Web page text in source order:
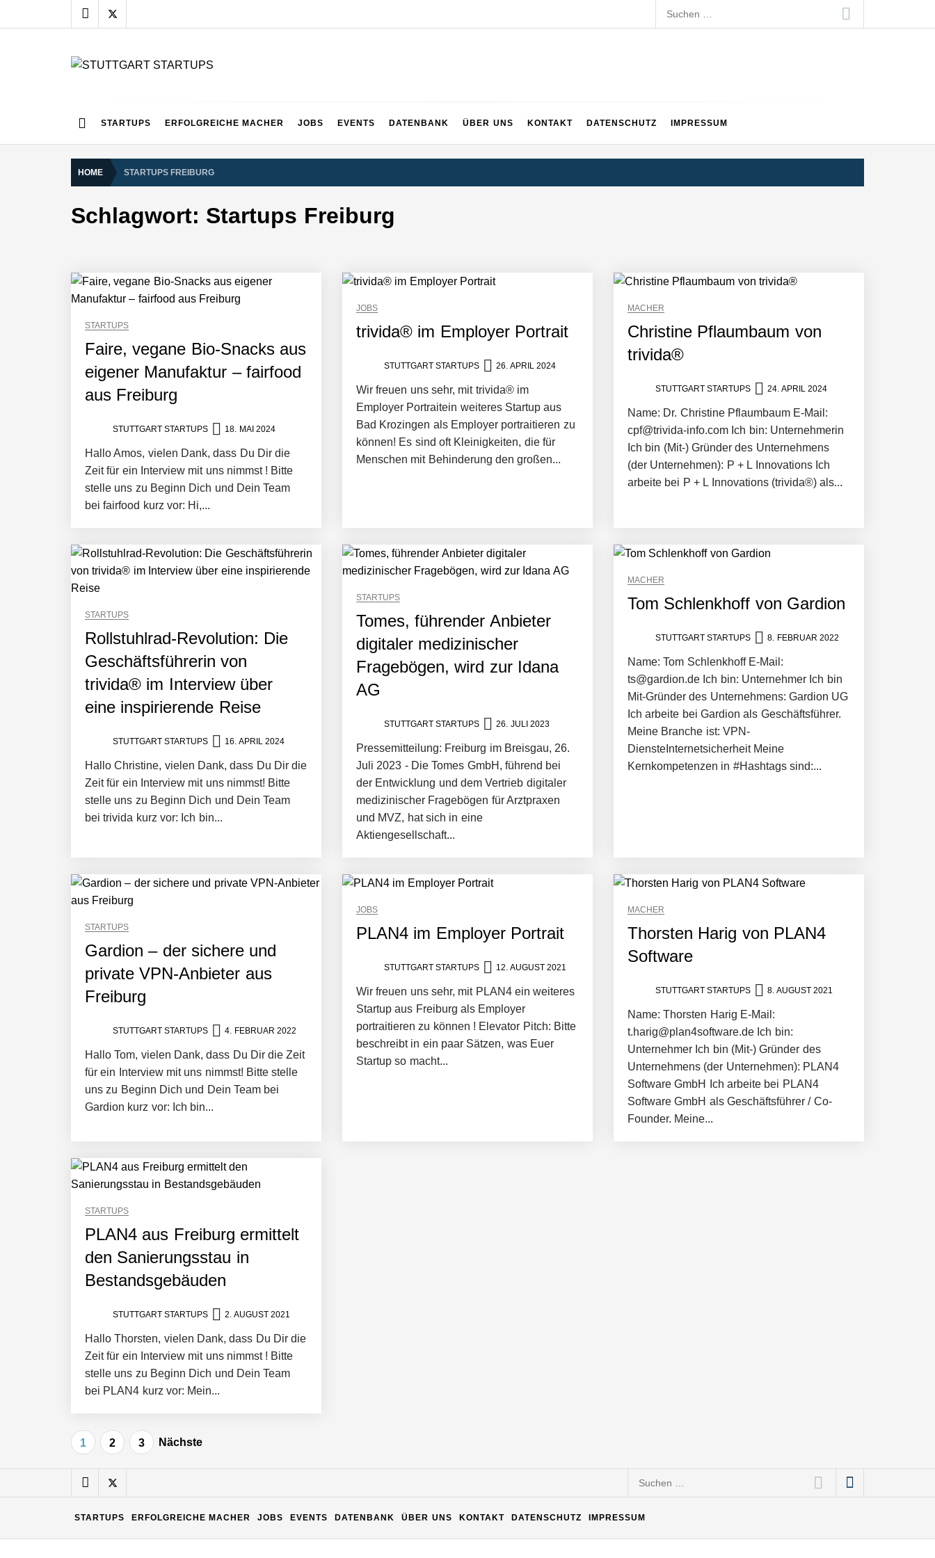
to
Suchen
nach:
STARTUPS ERFOLGREICHE MACHER JOBS EVENTS DATENBANK ÜBER UNS KONTAKT DATENSCHUTZ IMPRESSUM
HOME STARTUPS FREIBURG
Schlagwort: Startups Freiburg
STARTUPS
Faire, vegane Bio-Snacks aus
eigener Manufaktur – fairfood
aus Freiburg
STUTTGART STARTUPS 18. MAI 2024
Hallo Amos, vielen Dank, dass Du Dir die
Zeit für ein Interview mit uns nimmst ! Bitte
stelle uns zu Beginn Dich und Dein Team
bei fairfood kurz vor: Hi,...
JOBS
trivida® im Employer Portrait
STUTTGART STARTUPS 26. APRIL 2024
Wir freuen uns sehr, mit trivida® im
Employer Portraitein weiteres Startup aus
Bad Krozingen als Employer portraitieren zu
können! Es sind oft Kleinigkeiten, die für
Menschen mit Behinderung den großen...
MACHER
Christine Pflaumbaum von
trivida®
STUTTGART STARTUPS 24. APRIL 2024
Name: Dr. Christine Pflaumbaum E-Mail:
cpf@trivida-info.com Ich bin: Unternehmerin
Ich bin (Mit-) Gründer des Unternehmens
(der Unternehmen): P + L Innovations Ich
arbeite bei P + L Innovations (trivida®) als...
STARTUPS
Rollstuhlrad-Revolution: Die
Geschäftsführerin von
trivida® im Interview über
eine inspirierende Reise
STUTTGART STARTUPS 16. APRIL 2024
Hallo Christine, vielen Dank, dass Du Dir die
Zeit für ein Interview mit uns nimmst! Bitte
stelle uns zu Beginn Dich und Dein Team
bei trivida kurz vor: Ich bin...
STARTUPS
Tomes, führender Anbieter
digitaler medizinischer
Fragebögen, wird zur Idana
AG
STUTTGART STARTUPS 26. JULI 2023
Pressemitteilung: Freiburg im Breisgau, 26.
Juli 2023 - Die Tomes GmbH, führend bei
der Entwicklung und dem Vertrieb digitaler
medizinischer Fragebögen für Arztpraxen
und MVZ, hat sich in eine
Aktiengesellschaft...
MACHER
Tom Schlenkhoff von Gardion
STUTTGART STARTUPS 8. FEBRUAR 2022
Name: Tom Schlenkhoff E-Mail:
ts@gardion.de Ich bin: Unternehmer Ich bin
Mit-Gründer des Unternehmens: Gardion UG
Ich arbeite bei Gardion als Geschäftsführer.
Meine Branche ist: VPN-
DiensteInternetsicherheit Meine
Kernkompetenzen in #Hashtags sind:...
STARTUPS
Gardion – der sichere und
private VPN-Anbieter aus
Freiburg
STUTTGART STARTUPS 4. FEBRUAR 2022
Hallo Tom, vielen Dank, dass Du Dir die Zeit
für ein Interview mit uns nimmst! Bitte stelle
uns zu Beginn Dich und Dein Team bei
Gardion kurz vor: Ich bin...
JOBS
PLAN4 im Employer Portrait
STUTTGART STARTUPS 12. AUGUST 2021
Wir freuen uns sehr, mit PLAN4 ein weiteres
Startup aus Freiburg als Employer
portraitieren zu können ! Elevator Pitch: Bitte
beschreibt in ein paar Sätzen, was Euer
Startup so macht...
MACHER
Thorsten Harig von PLAN4
Software
STUTTGART STARTUPS 8. AUGUST 2021
Name: Thorsten Harig E-Mail:
t.harig@plan4software.de Ich bin:
Unternehmer Ich bin (Mit-) Gründer des
Unternehmens (der Unternehmen): PLAN4
Software GmbH Ich arbeite bei PLAN4
Software GmbH als Geschäftsführer / Co-
Founder. Meine...
STARTUPS
PLAN4 aus Freiburg ermittelt
den Sanierungsstau in
Bestandsgebäuden
STUTTGART STARTUPS 2. AUGUST 2021
Hallo Thorsten, vielen Dank, dass Du Dir die
Zeit für ein Interview mit uns nimmst ! Bitte
stelle uns zu Beginn Dich und Dein Team
bei PLAN4 kurz vor: Mein...
Seitennummerierung
Beiträge
1 2 3 Nächste
NEURA Robotics gibt Rekordfinanzierung von bis zu 1,4 Milliarden US-Dollar bekannt, um den Aufbau der weltweit führenden Physical-AI-Plattform zu
NEURA Robotics und Amazon Web Services starten strategische Partnerschaft, um Physical AI breit auszurollen
NEURA Robotics feiert Bundesliga-Premiere: Humanoider Roboter bringt Hightech ins Stadion
Matthias Nagel von Pyck
Maximilian Mack von Pyck
Suchen
STARTUPS ERFOLGREICHE MACHER JOBS EVENTS DATENBANK ÜBER UNS KONTAKT DATENSCHUTZ IMPRESSUM